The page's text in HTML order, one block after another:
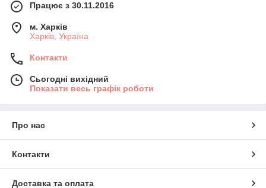
Працює з 30.11.2016
м. Харків
Харків, Україна
Контакти
Сьогодні вихідний
Показати весь графік роботи
Про нас
Контакти
Доставка та оплата